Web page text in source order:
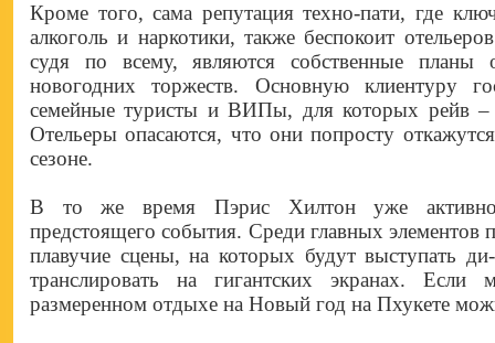
Кроме того, сама репутация техно-пати, где
алкоголь и наркотики, также беспокоит
судя по всему, являются собственные
новогодних торжеств. Основную клиентуру
семейные туристы и ВИПы, для которых рейв –
Отельеры опасаются, что они попросту
сезоне.
В то же время Пэрис Хилтон уже активно
предстоящего события. Среди главных элементов
плавучие сцены, на которых будут выступать
транслировать на гигантских экранах.
размеренном отдыхе на Новый год на Пхукете